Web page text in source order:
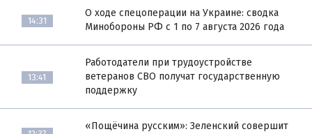
14:31
О ходе спецоперации на Украине: сводка
Минобороны РФ с 1 по 7 августа 2026 года
13:41
Работодатели при трудоустройстве
ветеранов СВО получат государственную
поддержку
«Пощёчина русским»: Зеленский совершит